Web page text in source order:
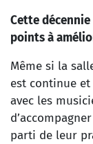
Cette
points à
Même si la
est continue
avec les
parti de leur